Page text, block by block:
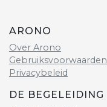
ARONO
Over Arono
Gebruiksvoorwaarden
Privacybeleid
DE BEGELEIDING